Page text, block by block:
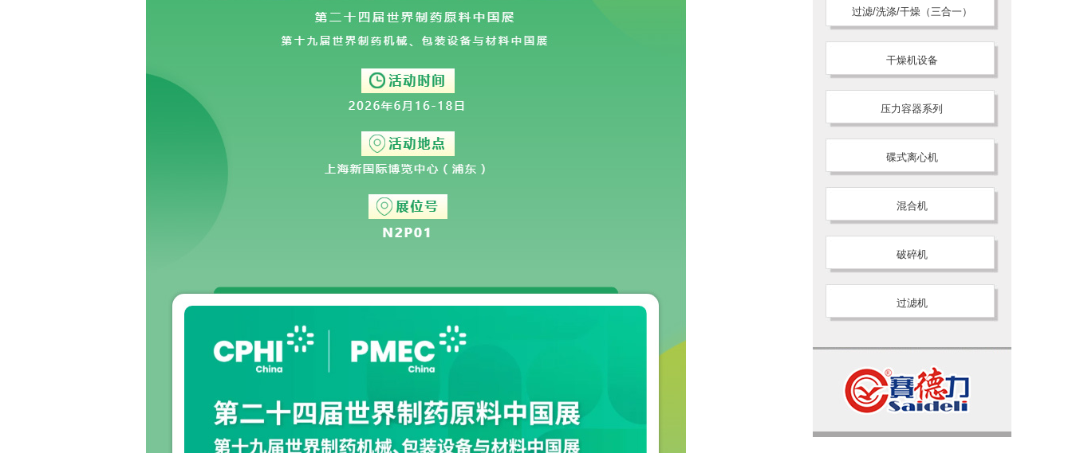
过滤/洗涤/干燥（三合一）
干燥机设备
压力容器系列
碟式离心机
混合机
破碎机
过滤机